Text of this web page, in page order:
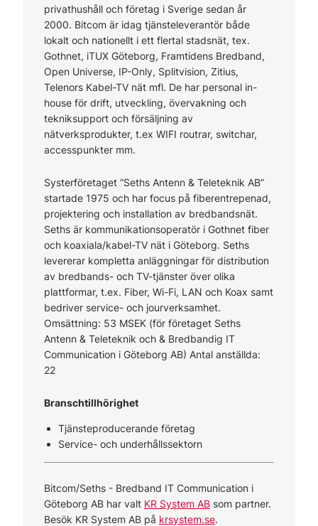
privathushåll och företag i Sverige sedan år
2000. Bitcom är idag tjänsteleverantör både
lokalt och nationellt i ett flertal stadsnät, tex.
Gothnet, iTUX Göteborg, Framtidens Bredband,
Open Universe, IP-Only, Splitvision, Zitius,
Telenors Kabel-TV nät mfl. De har personal in-
house för drift, utveckling, övervakning och
tekniksupport och försäljning av
nätverksprodukter, t.ex WIFI routrar, switchar,
accesspunkter mm.
Systerföretaget ”Seths Antenn & Teleteknik AB”
startade 1975 och har focus på fiberentrepenad,
projektering och installation av bredbandsnät.
Seths är kommunikationsoperatör i Gothnet fiber
och koaxiala/kabel-TV nät i Göteborg. Seths
levererar kompletta anläggningar för distribution
av bredbands- och TV-tjänster över olika
plattformar, t.ex. Fiber, Wi-Fi, LAN och Koax samt
bedriver service- och jourverksamhet.
Omsättning: 53 MSEK (för företaget Seths
Antenn & Teleteknik och & Bredbandig IT
Communication i Göteborg AB) Antal anställda:
22
Branschtillhörighet
Tjänsteproducerande företag
Service- och underhållssektorn
Bitcom/Seths - Bredband IT Communication i
Göteborg AB har valt KR System AB som partner.
Besök KR System AB på krsystem.se.